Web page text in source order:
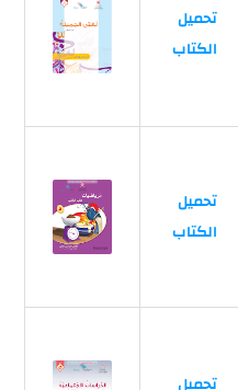
تحميل
الكتاب
تحميل
الكتاب